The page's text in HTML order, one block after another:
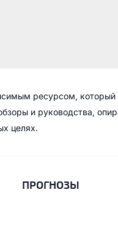
ресурсом,
и руководства,
целях.
ПРОГНОЗЫ